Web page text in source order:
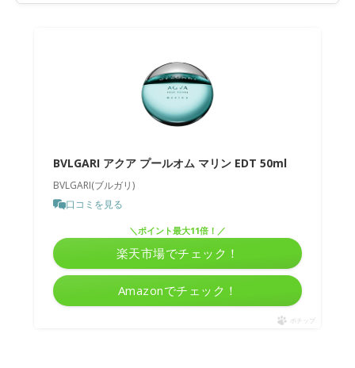
BVLGARI アクア プールオム マリン EDT 50ml
BVLGARI(ブルガリ)
口コミを見る
Amazonでチェック！
＼ポイント最大11倍！／
楽天市場でチェック！
ポチップ